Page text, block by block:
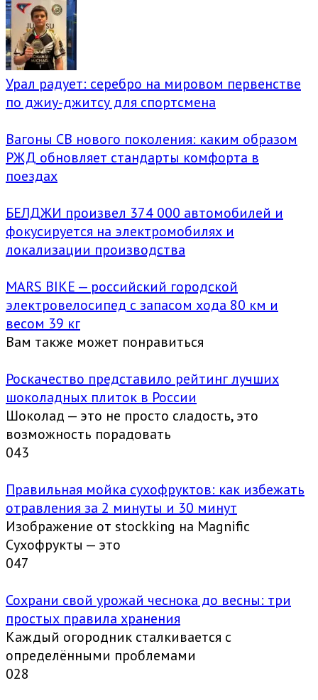
Урал радует: серебро на мировом первенстве
по джиу-джитсу для спортсмена
Вагоны СВ нового поколения: каким образом
РЖД обновляет стандарты комфорта в
поездах
БЕЛДЖИ произвел 374 000 автомобилей и
фокусируется на электромобилях и
локализации производства
MARS BIKE — российский городской
электровелосипед с запасом хода 80 км и
весом 39 кг
Вам также может понравиться
Роскачество представило рейтинг лучших
шоколадных плиток в России
Шоколад — это не просто сладость, это
возможность порадовать
043
Правильная мойка сухофруктов: как избежать
отравления за 2 минуты и 30 минут
Изображение от stockking на Magnific
Сухофрукты — это
047
Сохрани свой урожай чеснока до весны: три
простых правила хранения
Каждый огородник сталкивается с
определёнными проблемами
028